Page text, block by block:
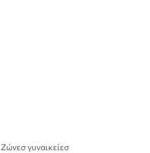
Ζώνεσ γυναικείεσ